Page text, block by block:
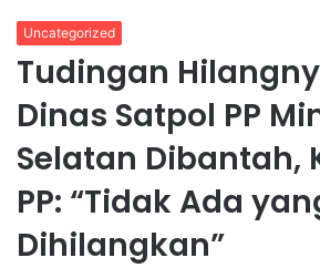
Uncategorized
Tudingan
Dinas Satpol PP
Selatan Dibantah,
PP: “Tidak Ada
Dihilangkan”